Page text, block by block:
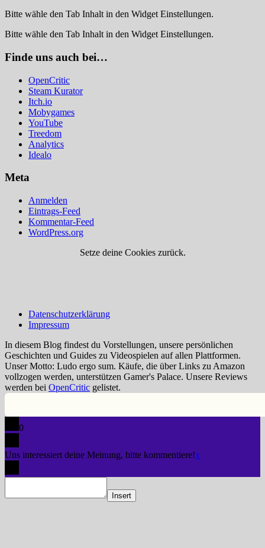
Bitte wähle den Tab Inhalt in den Widget Einstellungen.
Bitte wähle den Tab Inhalt in den Widget Einstellungen.
Finde uns auch bei…
OpenCritic
Steam Kurator
Itch.io
Mobygames
YouTube
Treedom
Analytics
Idealo
Meta
Anmelden
Eintrags-Feed
Kommentar-Feed
WordPress.org
Setze deine Cookies zurück.
Datenschutzerklärung
Impressum
In diesem Blog findest du Vorstellungen, unsere persönlichen
Geschichten und Guides zu Videospielen auf allen Plattformen.
Unser Motto: Ludo ergo sum. Käufe, die über Links zu Amazon
vollzogen werden, unterstützen Gamer's Palace. Unsere Reviews
werden bei OpenCritic gelistet.
0
Uns interessiert deine Meinung, bitte kommentiere!x
Insert